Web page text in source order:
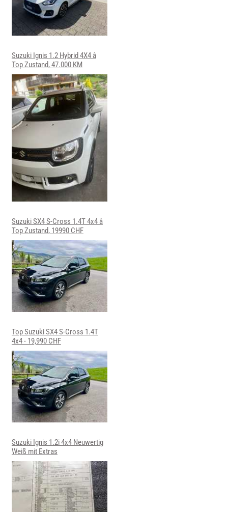
Suzuki Ignis 1.2 Hybrid 4X4 â
Top Zustand, 47.000 KM
Suzuki SX4 S-Cross 1.4T 4x4 â
Top Zustand, 19990 CHF
Top Suzuki SX4 S-Cross 1.4T
4x4 - 19,990 CHF
Suzuki Ignis 1.2i 4x4 Neuwertig
Weiß mit Extras